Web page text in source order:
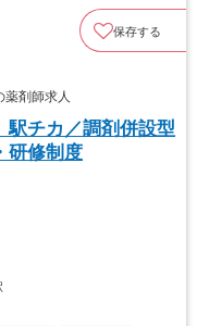
保存する
剤師求人
チカ／調剤併設型
研修制度